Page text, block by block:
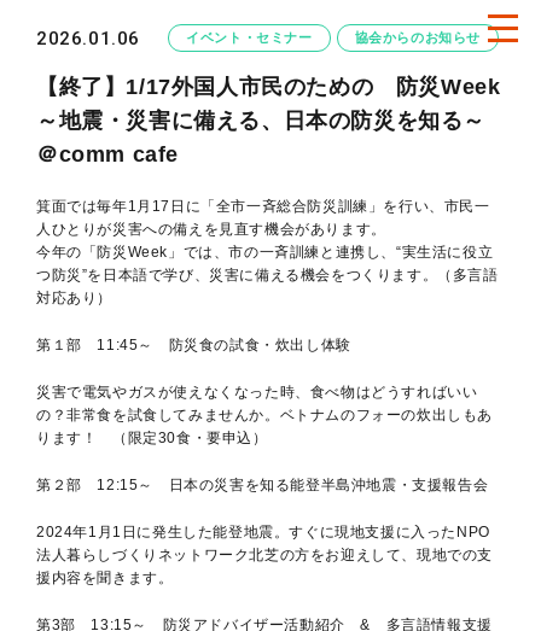
2026.01.06 イベント・セミナー 協会からのお知らせ
【終了】1/17外国人市民のための 防災Week
～地震・災害に備える、日本の防災を知る～
＠comm cafe
箕面では毎年1月17日に「全市一斉総合防災訓練」を行い、市民一
人ひとりが災害への備えを見直す機会があります。
今年の「防災Week」では、市の一斉訓練と連携し、“実生活に役立
つ防災”を日本語で学び、災害に備える機会をつくります。（多言語
対応あり）
第１部 11:45～ 防災食の試食・ 炊出し体験
災害で電気やガスが使えなくなった時、食べ物はどうすればいい
の？非常食を試食してみませんか。ベトナムのフォーの炊出しもあ
ります！
（限定30食・要申込）
第２部 12:15～ 日本の災害を知る能登半島沖地震・支援報告会
2024年1月1日に発生した能登地震。すぐに現地支援に入ったNPO
法人暮らしづくりネットワーク北芝の方をお迎えして、現地での支
援内容を聞きます。
第3部 13:15～ 防災アドバイザー活動紹介& 多言語情報支援